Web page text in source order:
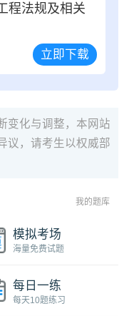
程法规及相关
立即下载
变化与调整，本网站
议，请考生以权威部
我的题库
模拟考场
海量免费试题
每日一练
每天10题练习